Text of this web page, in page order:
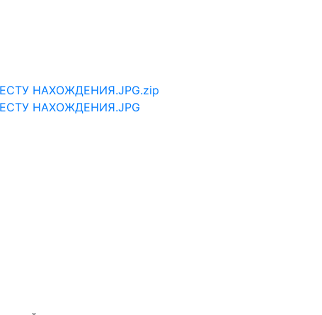
НАХОЖДЕНИЯ.JPG.zip
НАХОЖДЕНИЯ.JPG